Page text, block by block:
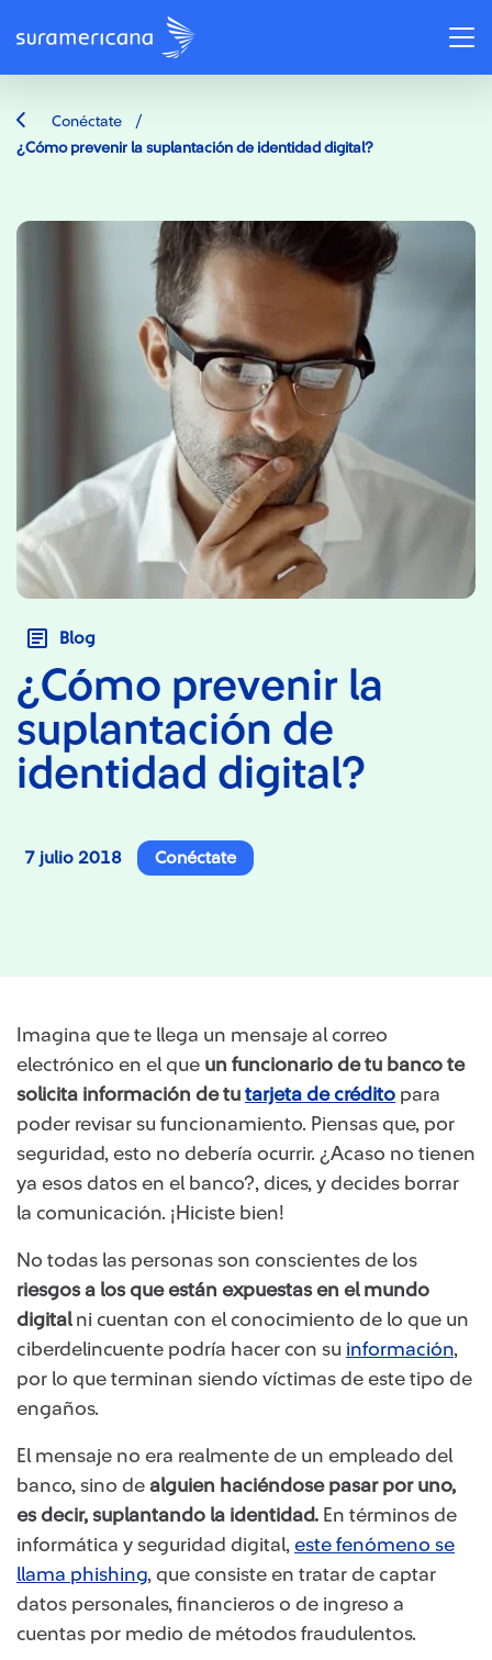
Conéctate /
¿Cómo prevenir la suplantación de identidad digital?
Blog
¿Cómo prevenir la
suplantación de
identidad digital?
7 julio 2018 Conéctate
Imagina que te llega un mensaje al correo
electrónico en el que un funcionario de tu banco te
solicita información de tu tarjeta de crédito para
poder revisar su funcionamiento. Piensas que, por
seguridad, esto no debería ocurrir. ¿Acaso no tienen
ya esos datos en el banco?, dices, y decides borrar
la comunicación. ¡Hiciste bien!
No todas las personas son conscientes de los
riesgos a los que están expuestas en el mundo
digitalni cuentan con el conocimiento de lo que un
ciberdelincuente podría hacer con su información,
por lo que terminan siendo víctimas de este tipo de
engaños.
El mensaje no era realmente de un empleado del
banco, sino de alguien haciéndose pasar por uno,
es decir, suplantando la identidad. En términos de
informática y seguridad digital, este fenómeno se
llama phishing, que consiste en tratar de captar
datos personales, financieros o de ingreso a
cuentas por medio de métodos fraudulentos.